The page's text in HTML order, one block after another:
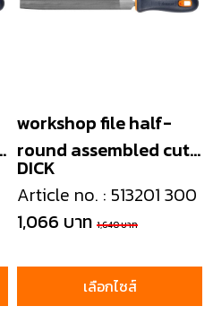
DICK
workshop file half-
round assembled cut
2
Article no. : 513201 300
1,066 บาท 1,640 บาท
เลือกไซส์